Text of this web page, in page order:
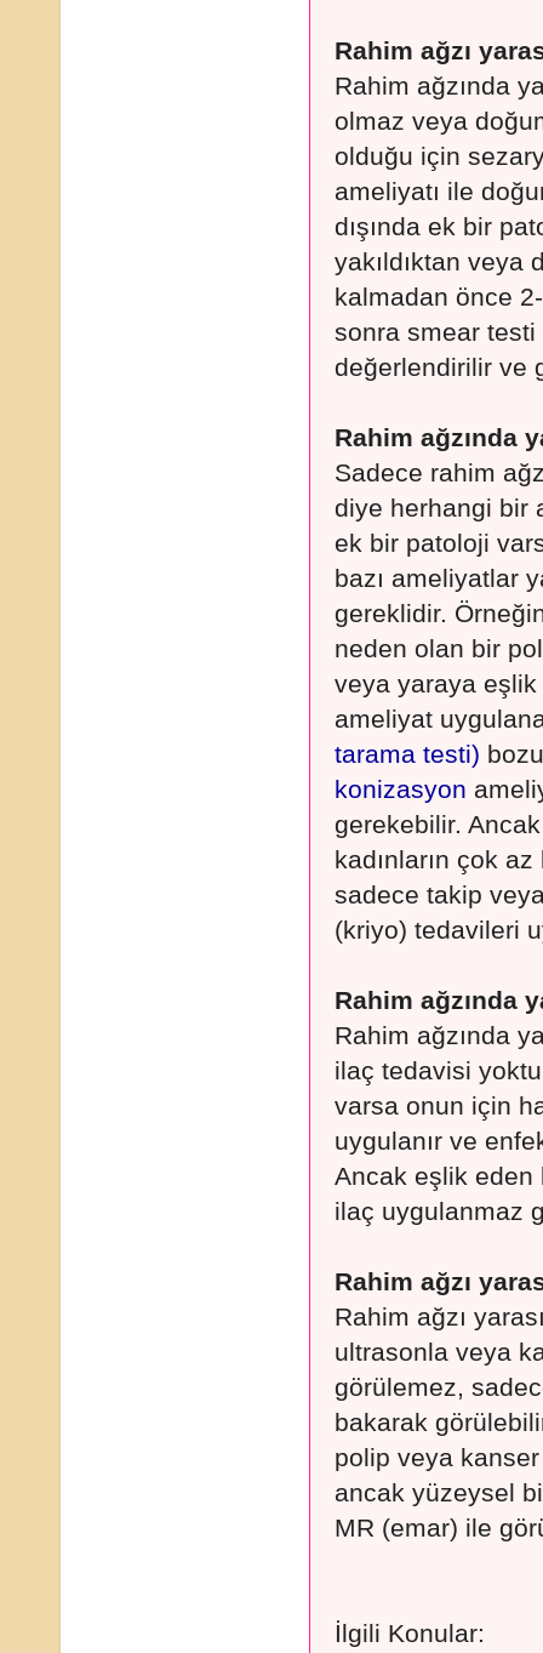
Rahim ağzı
Rahim ağzında
olmaz veya
olduğu için
ameliyatı ile
dışında ek bir
yakıldıktan veya
kalmadan önce
sonra smear
değerlendirilir ve
Rahim ağzında
Sadece rahim
diye herhangi bir
ek bir patoloji
bazı ameliyatlar
gereklidir.
neden olan bir
veya yaraya
ameliyat
tarama testi)
konizasyon
gerekebilir.
kadınların çok
sadece takip
(kriyo) tedavileri
Rahim ağzında
Rahim ağzında
ilaç tedavisi
varsa onun için
uygulanır ve
Ancak eşlik
ilaç uygulanmaz
Rahim ağzı
Rahim ağzı
ultrasonla veya
görülemez,
bakarak
polip veya
ancak yüzeysel
MR (emar) ile
İlgili Konular: